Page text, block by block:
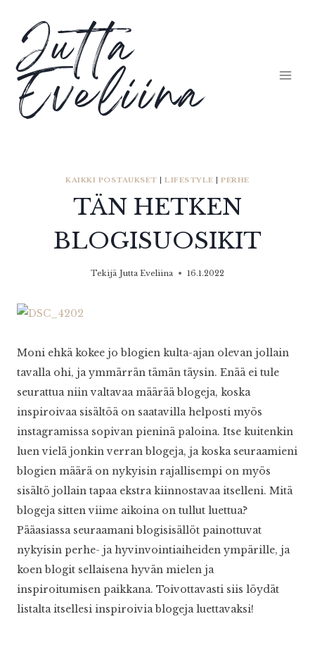
sisältöön
Jutta
Eveliina
KAIKKI POSTAUKSET |LIFESTYLE |PERHE
TÄN HETKEN
BLOGISUOSIKIT
Tekijä Jutta Eveliina 16.1.2022
Moni ehkä kokee jo blogien kulta-ajan olevan jollain
tavalla ohi, ja ymmärrän tämän täysin. Enää ei tule
seurattua niin valtavaa määrää blogeja, koska
inspiroivaa sisältöä on saatavilla helposti myös
instagramissa sopivan pieninä paloina. Itse kuitenkin
luen vielä jonkin verran blogeja, ja koska seuraamieni
blogien määrä on nykyisin rajallisempi on myös
sisältö jollain tapaa ekstra kiinnostavaa itselleni. Mitä
blogeja sitten viime aikoina on tullut luettua?
Pääasiassa seuraamani blogisisällöt painottuvat
nykyisin perhe- ja hyvinvointiaiheiden ympärille, ja
koen blogit sellaisena hyvän mielen ja
inspiroitumisen paikkana. Toivottavasti siis löydät
listalta itsellesi inspiroivia blogeja luettavaksi!